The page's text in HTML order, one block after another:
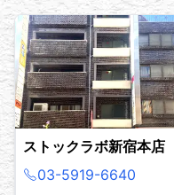
ストックラボ新宿本店
03-5919-6640